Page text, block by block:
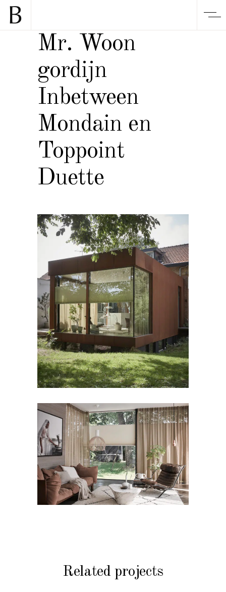
Mr. Woon
gordijn
Inbetween
Mondain en
Toppoint
Duette
Related projects